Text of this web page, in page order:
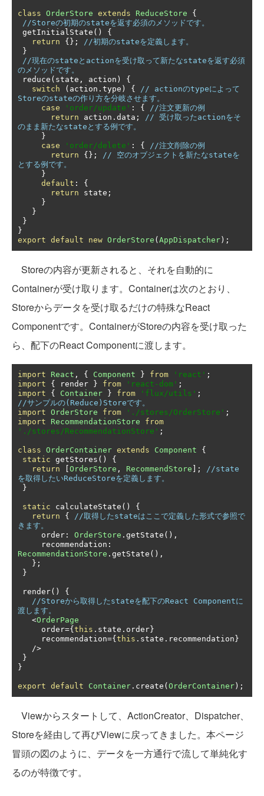
class OrderStore extends ReduceStore
{
//Storeの初期のstateを返す必須のメソッドです。
getInitialState ()
{
return
{};
//初期のstateを定義します。
}
//現在のstateとactionを受け取って新たなstateを返す必須
のメソッドです。
reduce ( state , action )
{
switch
( action . type ) {
// actionのtypeによって
Storeのstateの作り方を分岐させます。
case
'order/update' : {
//注文更新の例
return action . data ;
// 受け取ったactionをそ
のまま新たなstateとする例です。
}
case
'order/delete' : {
//注文削除の例
return
{};
// 空のオブジェクトを新たなstateを
とする例です。
}
default :
{
return state ;
}
}
}
}
export default new OrderStore ( AppDispatcher );
Storeの内容が更新されると、それを自動的に
Containerが受け取ります。Containerは次のとおり、
Storeからデータを受け取るだけの特殊なReact
Componentです。ContainerがStoreの内容を受け取った
ら、配下のReact Componentに渡します。
import React , { Component } from 'react' ;
import
{ render } from 'react-dom' ;
import
{ Container } from 'flux/utils' ;
//サンプルの(Reduce)Storeです。
import OrderStore from './stores/OrderStore' ;
import
RecommendationStore
from
'./stores/RecommendationStore' ;
class OrderContainer extends Component
{
static getStores ()
{
return
OrderStore , RecommendStore ];
//state
を取得したいReduceStoreを定義します。
}
static calculateState ()
{
return
{
//取得したstateはここで定義した形式で参照で
きます。
     order
: OrderStore . getState (),
     recommendation
:
RecommendationStore . getState (),
};
}
render()
{
//Storeから取得したstateを配下のReact Componentに
渡します。
<OrderPage
     order
={ this . state . order }
     recommendation
={ this . state . recommendation }
/>
}
}
export default Container . create ( OrderContainer );
Viewからスタートして、ActionCreator、Dispatcher、
Storeを経由して再びViewに戻ってきました。本ページ
冒頭の図のように、データを一方通行で流して単純化す
るのが特徴です。